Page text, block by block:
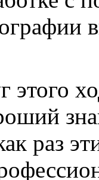
этого
раз